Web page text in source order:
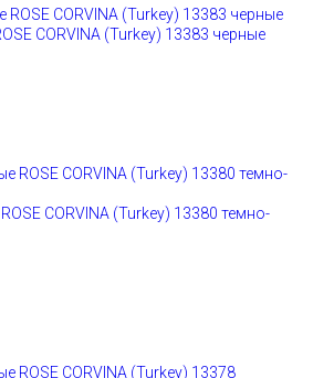
CORVINA (Turkey) 13383 черные
CORVINA (Turkey) 13380 темно-